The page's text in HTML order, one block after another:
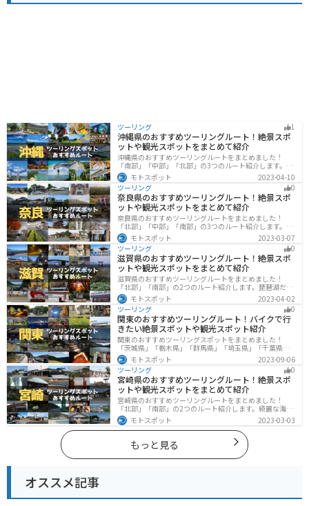
ツーリング 1
沖縄県のおすすめツーリングルート！絶景スポ
ットや観光スポットをまとめて紹介
沖縄県のおすすめツーリングルートをまとめました！
「南部」「中部」「北部」の3つのルート紹介します。美
しいビーチや歴史と文化に溢れたスポットが多数あり、
様々な楽しみ方ができます。バイクで沖縄県にツーリン
グに行く際は参考にしてください。
モトスポット
2023-04-10
ツーリング
0
奈良県のおすすめツーリングルート！絶景スポ
ットや観光スポットをまとめて紹介
奈良県のおすすめツーリングルートをまとめました！
「北部」「中部」「南部」の3つのルート紹介します。歴
史のある神社寺院が多数あり、自然豊かや山々、グルメ
を満喫するツーリングができます。バイクで奈良県にツ
ーリングに行く際は参考にしてください。
モトスポット
2023-03-07
ツーリング
0
滋賀県のおすすめツーリングルート！絶景スポ
ットや観光スポットをまとめて紹介
滋賀県のおすすめツーリングルートをまとめました！
「北部」「南部」の2つのルート紹介します。琵琶湖だけ
でなく、比叡山ドライブウェイなどの山を楽しめるスポ
ットも多数あります。バイクで滋賀県にツーリングに行
く際は参考にしてください。
モトスポット
2023-04-02
ツーリング
0
関東のおすすめツーリングルート！バイクで行
きたい絶景スポットや観光スポット紹介
関東のおすすめツーリングスポットをまとめました！
「茨城県」「栃木県」「群馬県」「埼玉県」「千葉県」
「東京都」「神奈川県」の各県の観光地紹介します。自
然豊かな山々や湖、温泉地が点在し、四季折々の景色を
楽しめるスポットが多数あります。バイクで関東にツー
リングに行く際は参考にしてください。
モトスポット
2023-09-06
ツーリング
0
宮崎県のおすすめツーリングルート！絶景スポ
ットや観光スポットをまとめて紹介
宮崎県のおすすめツーリングルートをまとめました！
「北部」「南部」の2つのルート紹介します。綺麗な海岸
線が特徴的な海・自然豊かな山・趣のある神社を満喫す
るツーリングができます。バイクで宮崎県にツーリング
に行く際は参考にしてください。
モトスポット 2023-03-03
もっと見る
オススメ記事